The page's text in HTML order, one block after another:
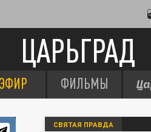
ЦАРЬГРАД
ЭФИР ФИЛЬМЫ
СВЯТАЯ ПРАВДА